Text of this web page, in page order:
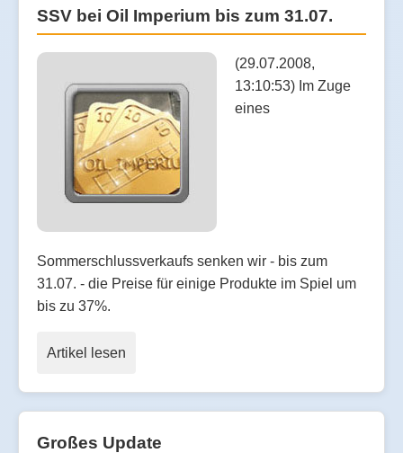
SSV bei Oil Imperium bis zum 31.07.
(29.07.2008,
13:10:53) Im Zuge
eines
Sommerschlussverkaufs senken wir - bis zum
31.07. - die Preise für einige Produkte im Spiel um
bis zu 37%.
Artikel lesen
Großes Update